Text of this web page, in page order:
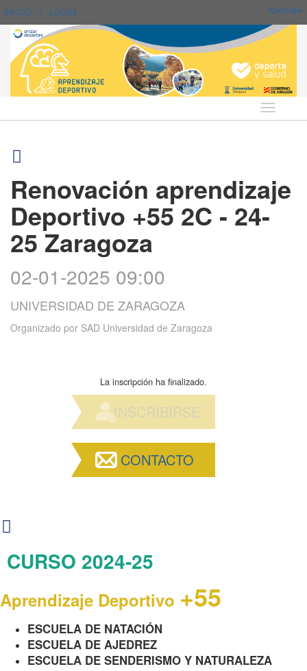
INICIO | LOGIN Idioma
Idioma
Renovación aprendizaje
Deportivo +55 2C - 24-
25 Zaragoza
02-01-2025 09:00
UNIVERSIDAD DE ZARAGOZA
Organizado por SAD Universidad de Zaragoza
La inscripción ha finalizado.
INSCRIBIRSE
CONTACTO
CURSO 2024-25
Aprendizaje Deportivo +55
ESCUELA DE NATACIÓN
ESCUELA DE AJEDREZ
ESCUELA DE SENDERISMO Y NATURALEZA